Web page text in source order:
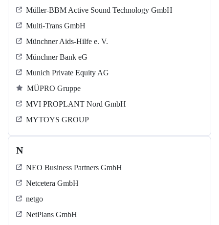
Müller-BBM Active Sound Technology GmbH
Multi-Trans GmbH
Münchner Aids-Hilfe e. V.
Münchner Bank eG
Munich Private Equity AG
MÜPRO Gruppe
MVI PROPLANT Nord GmbH
MYTOYS GROUP
N
NEO Business Partners GmbH
Netcetera GmbH
netgo
NetPlans GmbH